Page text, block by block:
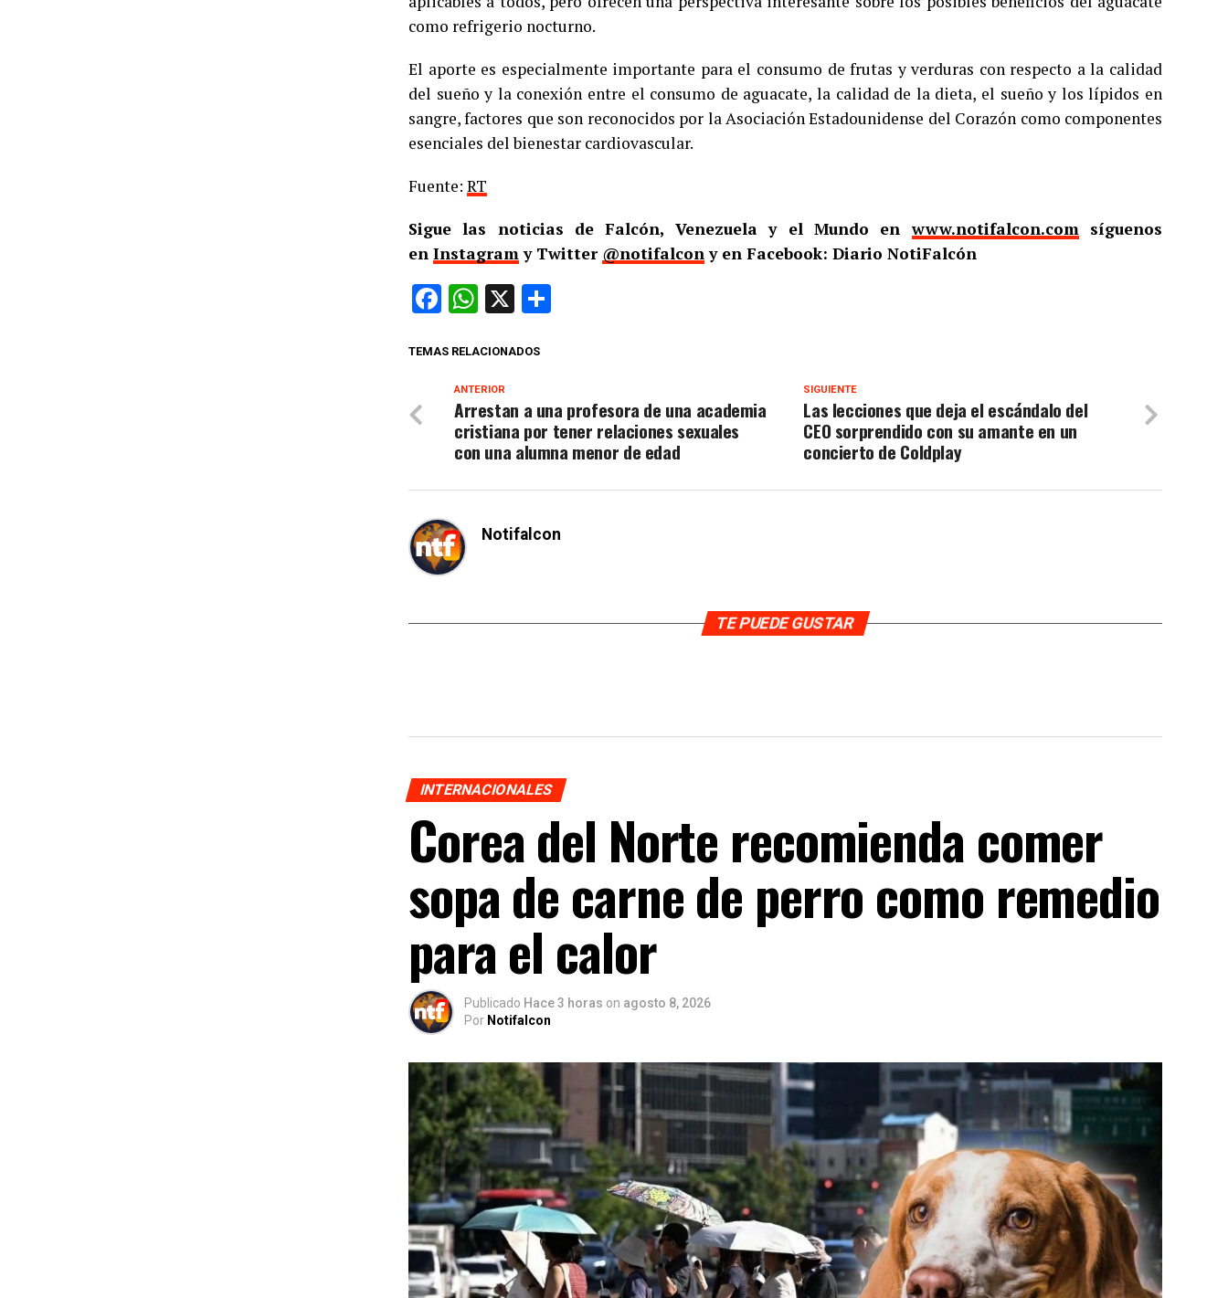
como refrigerio nocturno.
El aporte es especialmente importante para el consumo de frutas y verduras con respecto a la calidad
del sueño y la conexión entre el consumo de aguacate, la calidad de la dieta, el sueño y los lípidos en
sangre, factores que son reconocidos por la Asociación Estadounidense del Corazón como componentes
esenciales del bienestar cardiovascular.
Fuente: RT
Sigue las noticias de Falcón, Venezuela y el Mundo enwww.notifalcon.comsíguenos
en Instagramy Twitter @notifalcony en Facebook: Diario NotiFalcón
Facebook
WhatsApp
X
TEMAS RELACIONADOS
SIGUIENTE
Las lecciones que deja el escándalo del
CEO sorprendido con su amante en un
concierto de Coldplay
ANTERIOR
Arrestan a una profesora de una academia
cristiana por tener relaciones sexuales
con una alumna menor de edad
Notifalcon
TE PUEDE GUSTAR
INTERNACIONALES
Corea del Norte recomienda comer
sopa de carne de perro como remedio
para el calor
Publicado Hace 3 horas on agosto 8, 2026
Por Notifalcon